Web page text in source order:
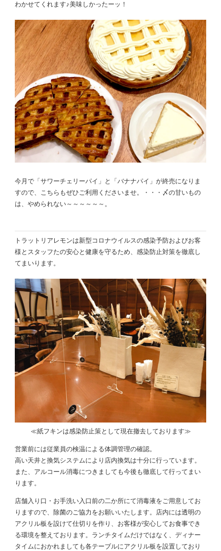
わかせてくれます♪美味しかったーッ！
今月で「サワーチェリーパイ」と「バナナパイ」が終売になりま
すので、こちらもぜひご利用くださいませ。・・・〆の甘いもの
は、やめられない～～～～～～。
トラットリアレモンは新型コロナウイルスの感染予防およびお客
様とスタッフたの安心と健康を守るため、感染防止対策を徹底し
てまいります。
≪紙フキンは感染防止策として現在撤去しております≫
営業前には従業員の検温による体調管理の確認。
高い天井と換気システムにより店内換気は十分に行っています。
また、アルコール消毒につきましても今後も徹底して行ってまい
ります。
店舗入り口・お手洗い入口前の二か所にて消毒液をご用意してお
りますので、除菌のご協力をお願いいたします。店内には透明の
アクリル板を設けて仕切りを作り、お客様が安心してお食事でき
る環境を整えております。ランチタイムだけではなく、ディナー
タイムにおかれましても各テーブルにアクリル板を設置しており